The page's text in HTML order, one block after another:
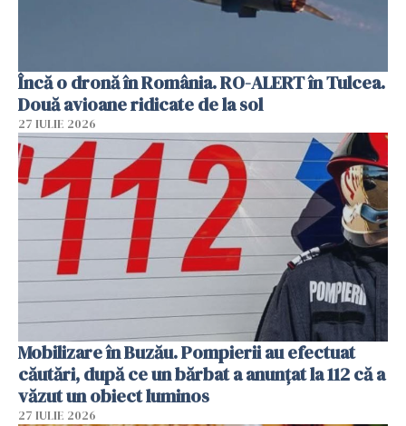
Încă o dronă în România. RO-ALERT în Tulcea.
Două avioane ridicate de la sol
27 IULIE 2026
Mobilizare în Buzău. Pompierii au efectuat
căutări, după ce un bărbat a anunțat la 112 că a
văzut un obiect luminos
27 IULIE 2026